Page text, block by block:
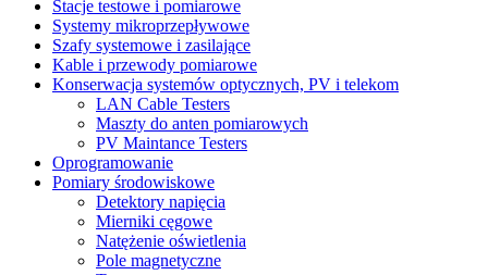
Stacje testowe i pomiarowe
Systemy mikroprzepływowe
Szafy systemowe i zasilające
Kable i przewody pomiarowe
Konserwacja systemów optycznych, PV i telekom
LAN Cable Testers
Maszty do anten pomiarowych
PV Maintance Testers
Oprogramowanie
Pomiary środowiskowe
Detektory napięcia
Mierniki cęgowe
Natężenie oświetlenia
Pole magnetyczne